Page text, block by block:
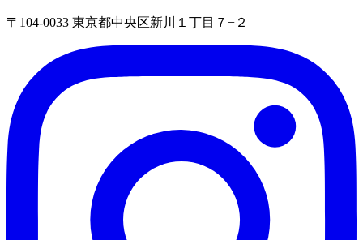
〒104-0033 東京都中央区新川１丁目７−２